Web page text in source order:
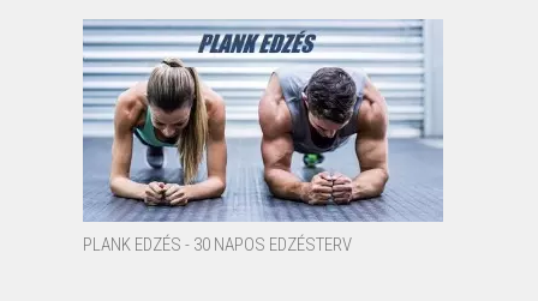
PLANK EDZÉS - 30 NAPOS EDZÉSTERV